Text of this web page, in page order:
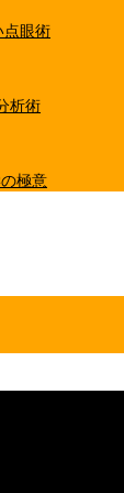
点眼術
析術
極意